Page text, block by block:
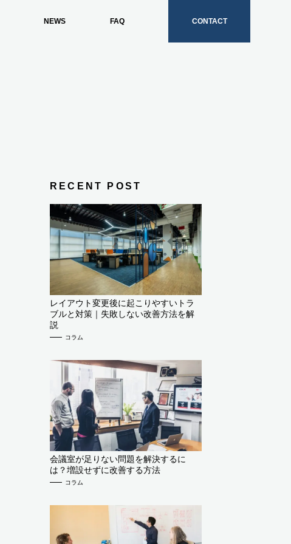
NEWS FAQ CONTACT
RECENT POST
レイアウト変更後に起こりやすいトラ
ブルと対策｜失敗しない改善方法を解
説
コラム
会議室が足りない問題を解決するに
は？増設せずに改善する方法
コラム